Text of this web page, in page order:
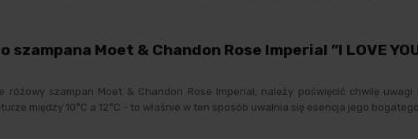
Moet & Chandon Rose Imperial ”I LOVE
szampan Moet & Chandon Rose Imperial, należy poświęcić chwilę
między 10°C a 12°C - to właśnie w ten sposób uwalnia się esencja jego